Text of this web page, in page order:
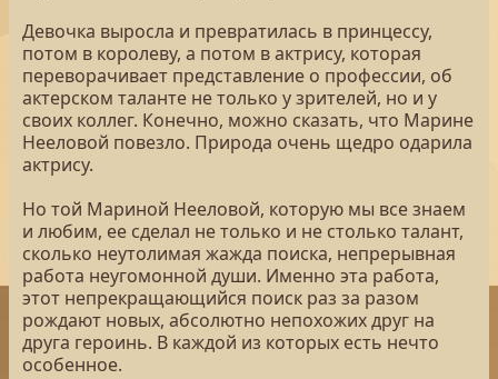
Девочка выросла и превратилась в принцессу,
потом в королеву, а потом в актрису, которая
переворачивает представление о профессии, об
актерском таланте не только у зрителей, но и у
своих коллег. Конечно, можно сказать, что Марине
Нееловой повезло. Природа очень щедро одарила
актрису.
Но той Мариной Нееловой, которую мы все знаем
и любим, ее сделал не только и не столько талант,
сколько неутолимая жажда поиска, непрерывная
работа неугомонной души. Именно эта работа,
этот непрекращающийся поиск раз за разом
рождают новых, абсолютно непохожих друг на
друга героинь. В каждой из которых есть нечто
особенное.